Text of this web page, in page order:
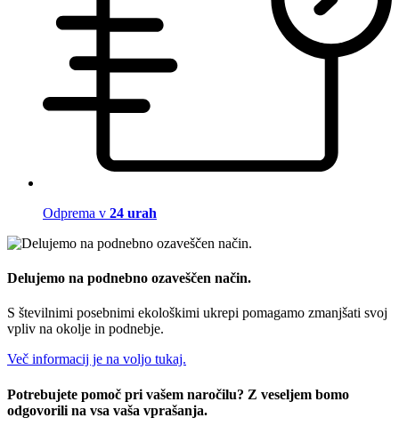
Odprema v 24 urah
Delujemo na podnebno ozaveščen način.
S številnimi posebnimi ekološkimi ukrepi pomagamo zmanjšati svoj
vpliv na okolje in podnebje.
Več informacij je na voljo tukaj.
Potrebujete pomoč pri vašem naročilu? Z veseljem bomo
odgovorili na vsa vaša vprašanja.